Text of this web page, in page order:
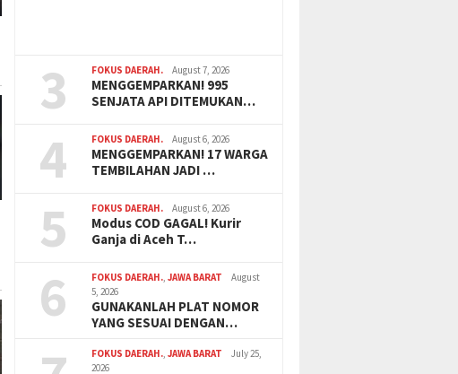
3 FOKUS DAERAH. August 7, 2026
MENGGEMPARKAN! 995
SENJATA API DITEMUKAN…
4 FOKUS DAERAH. August 6, 2026
MENGGEMPARKAN! 17 WARGA
TEMBILAHAN JADI …
5 FOKUS DAERAH. August 6, 2026
Modus COD GAGAL! Kurir
Ganja di Aceh T…
6 FOKUS DAERAH.,JAWA BARAT
August
5, 2026
GUNAKANLAH PLAT NOMOR
YANG SESUAI DENGAN…
FOKUS DAERAH.,JAWA BARAT
July 25,
2026